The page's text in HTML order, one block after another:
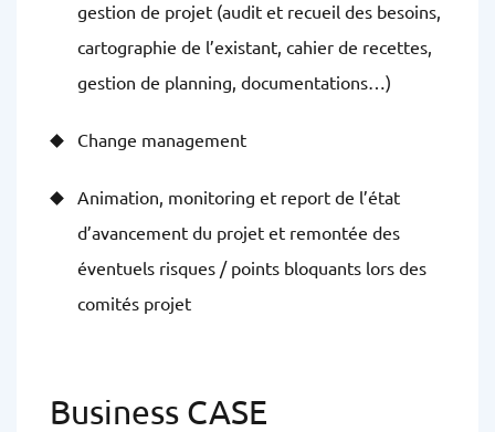
gestion de projet (audit et recueil des besoins,
cartographie de l’existant, cahier de recettes,
gestion de planning, documentations…)
Change management
Animation, monitoring et report de l’état
d’avancement du projet et remontée des
éventuels risques / points bloquants lors des
comités projet
Business CASE